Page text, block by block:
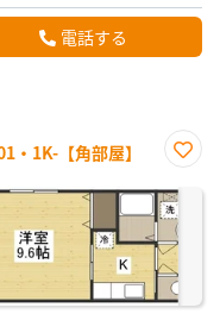
電話する
・1K-【角部屋】
に入
り登
録